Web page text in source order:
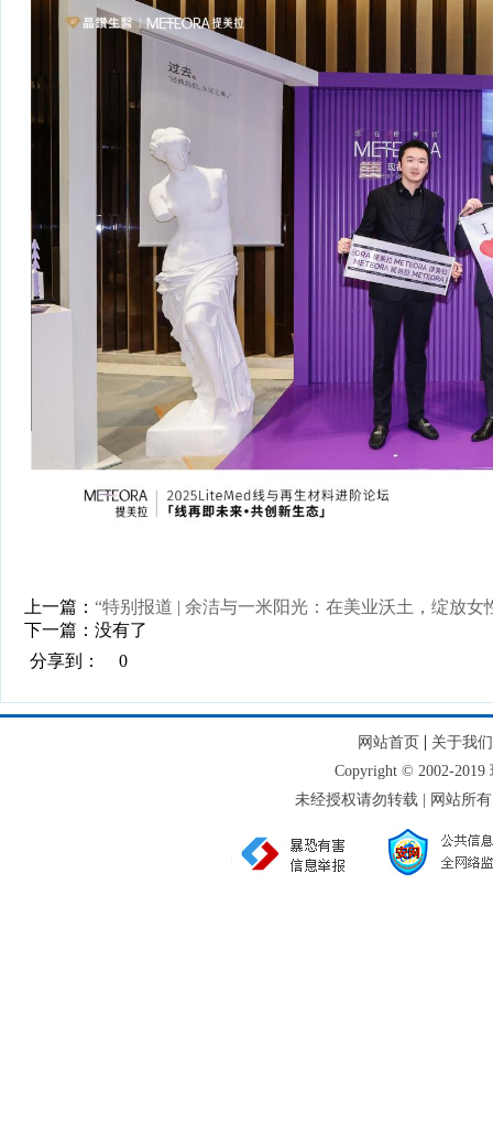
上一篇： “特别报道 | 余洁与一米阳光：在美业沃土，绽放女
下一篇：没有了
分享到：
0
网站首页| 关于我们
Copyright © 2002-2019
未经授权请勿转载 | 网站所